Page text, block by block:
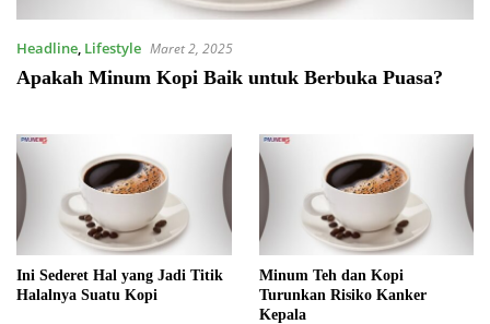
Headline, Lifestyle Maret 2, 2025
Apakah Minum Kopi Baik untuk Berbuka Puasa?
Ini Sederet Hal yang Jadi Titik
Halalnya Suatu Kopi
Minum Teh dan Kopi
Turunkan Risiko Kanker
Kepala